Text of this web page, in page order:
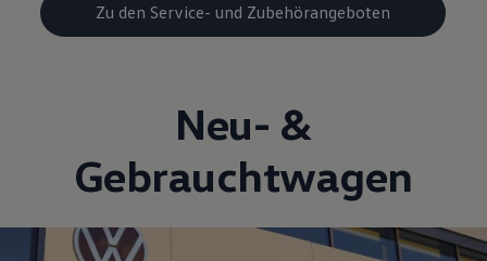
Zu den Service- und Zubehörangeboten
Neu- &
Gebrauchtwagen